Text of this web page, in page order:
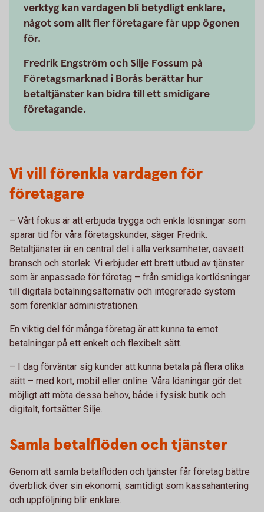
verktyg kan vardagen bli betydligt enklare,
något som allt fler företagare får upp ögonen
för.
Fredrik Engström och Silje Fossum på
Företagsmarknad i Borås berättar hur
betaltjänster kan bidra till ett smidigare
företagande.
Vi vill förenkla vardagen för
företagare
– Vårt fokus är att erbjuda trygga och enkla lösningar som
sparar tid för våra företagskunder, säger Fredrik.
Betaltjänster är en central del i alla verksamheter, oavsett
bransch och storlek. Vi erbjuder ett brett utbud av tjänster
som är anpassade för företag – från smidiga kortlösningar
till digitala betalningsalternativ och integrerade system
som förenklar administrationen.
En viktig del för många företag är att kunna ta emot
betalningar på ett enkelt och flexibelt sätt.
– I dag förväntar sig kunder att kunna betala på flera olika
sätt – med kort, mobil eller online. Våra lösningar gör det
möjligt att möta dessa behov, både i fysisk butik och
digitalt, fortsätter Silje.
Samla betalflöden och tjänster
Genom att samla betalflöden och tjänster får företag bättre
överblick över sin ekonomi, samtidigt som kassahantering
och uppföljning blir enklare.